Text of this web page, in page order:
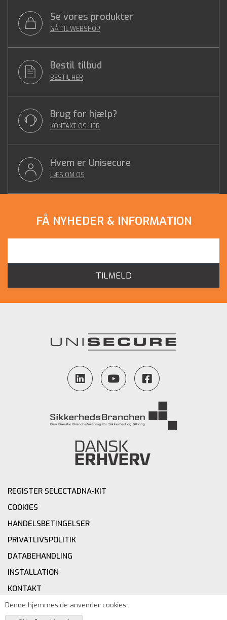
Se vores produkter
GÅ TIL WEBSHOP
Bestil tilbud
BESTIL HER
Brug for hjælp?
KONTAKT OS HER
Hvem er Unisecure
LÆS OM OS
FÅ NYHEDER & INFORMATION
TILMELD
REGISTER SELECTADNA-KIT
COOKIES
HANDELSBETINGELSER
PRIVATLIVSPOLITIK
DATABEHANDLING
INSTALLATION
KONTAKT
Denne hjemmeside anvender cookies.